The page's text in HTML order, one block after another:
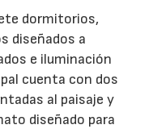
dormitorios,
diseñados a
e iluminación
cuenta con dos
al paisaje y
diseñado para